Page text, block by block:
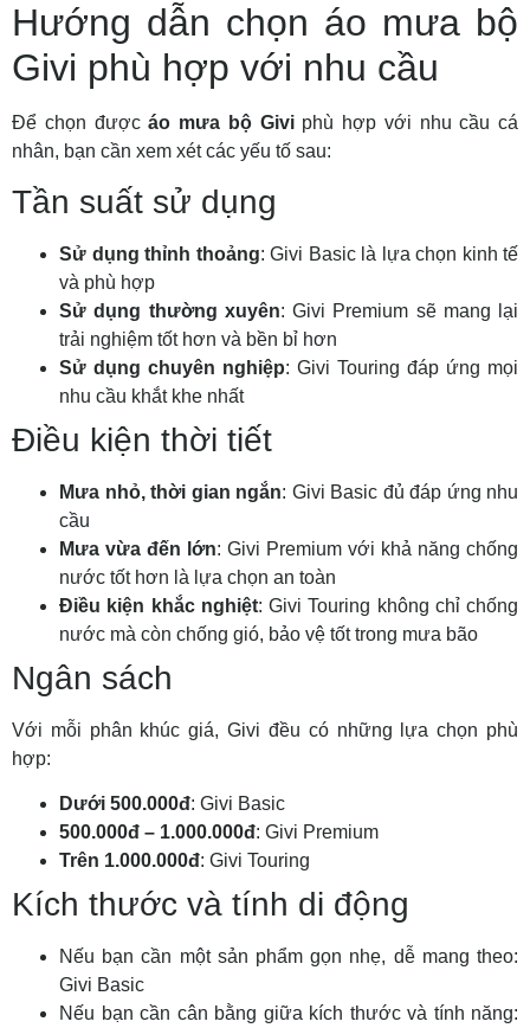
Hướng dẫn chọn áo mưa bộ
Givi phù hợp với nhu cầu
Để chọn đượcáo mưa bộ Giviphù hợp với nhu cầu cá
nhân, bạn cần xem xét các yếu tố sau:
Tần suất sử dụng
Sử dụng thỉnh thoảng: Givi Basic là lựa chọn kinh tế
và phù hợp
Sử dụng thường xuyên: Givi Premium sẽ mang lại
trải nghiệm tốt hơn và bền bỉ hơn
Sử dụng chuyên nghiệp: Givi Touring đáp ứng mọi
nhu cầu khắt khe nhất
Điều kiện thời tiết
Mưa nhỏ, thời gian ngắn: Givi Basic đủ đáp ứng nhu
cầu
Mưa vừa đến lớn: Givi Premium với khả năng chống
nước tốt hơn là lựa chọn an toàn
Điều kiện khắc nghiệt: Givi Touring không chỉ chống
nước mà còn chống gió, bảo vệ tốt trong mưa bão
Ngân sách
Với mỗi phân khúc giá, Givi đều có những lựa chọn phù
hợp:
Dưới 500.000đ: Givi Basic
500.000đ – 1.000.000đ: Givi Premium
Trên 1.000.000đ: Givi Touring
Kích thước và tính di động
Nếu bạn cần một sản phẩm gọn nhẹ, dễ mang theo:
Givi Basic
Nếu bạn cần cân bằng giữa kích thước và tính năng: